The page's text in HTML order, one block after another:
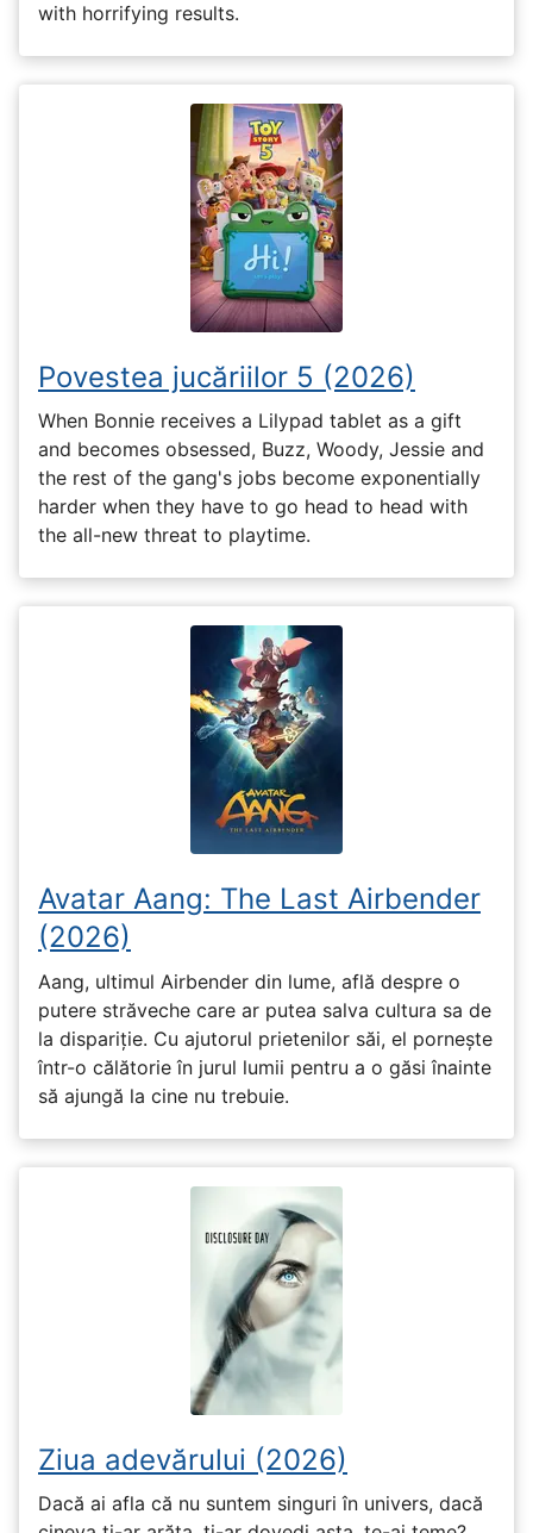
with horrifying results.
Povestea jucăriilor 5 (2026)
When Bonnie receives a Lilypad tablet as a gift
and becomes obsessed, Buzz, Woody, Jessie and
the rest of the gang's jobs become exponentially
harder when they have to go head to head with
the all-new threat to playtime.
Avatar Aang: The Last Airbender
(2026)
Aang, ultimul Airbender din lume, află despre o
putere străveche care ar putea salva cultura sa de
la dispariție. Cu ajutorul prietenilor săi, el pornește
într-o călătorie în jurul lumii pentru a o găsi înainte
să ajungă la cine nu trebuie.
Ziua adevărului (2026)
Dacă ai afla că nu suntem singuri în univers, dacă